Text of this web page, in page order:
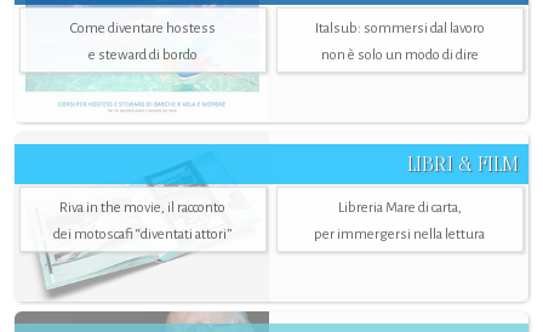
Come diventare hostess
e steward di bordo
Italsub: sommersi dal lavoro
non è solo un modo di dire
LIBRI & FILM
Riva in the movie, il racconto
dei motoscafi “diventati attori”
Libreria Mare di carta,
per immergersi nella lettura